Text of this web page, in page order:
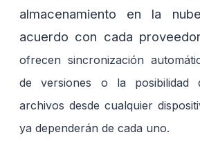
almacenamiento en la
acuerdo con cada
ofrecen sincronización
de versiones o la
archivos desde cualquier
ya dependerán de cada uno.